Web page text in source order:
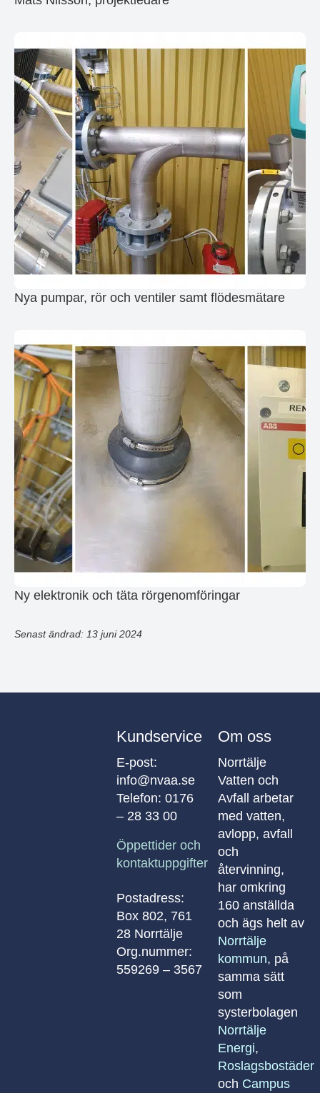
Nya pumpar, rör och ventiler samt flödesmätare
Ny elektronik och täta rörgenomföringar
Senast ändrad: 13 juni 2024
Kundservice
E-post:
info@nvaa.se
Telefon: 0176
– 28 33 00
Öppettider och
kontaktuppgifter
Postadress:
Box 802, 761
28 Norrtälje
Org.nummer:
559269 – 3567
Om oss
Norrtälje
Vatten och
Avfall arbetar
med vatten,
avlopp, avfall
och
återvinning,
har omkring
160 anställda
och ägs helt av
Norrtälje
kommun, på
samma sätt
som
systerbolagen
Norrtälje
Energi,
Roslagsbostäder
och Campus